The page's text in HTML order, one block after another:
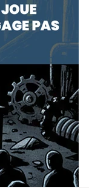
GREVE
ELECTIONS